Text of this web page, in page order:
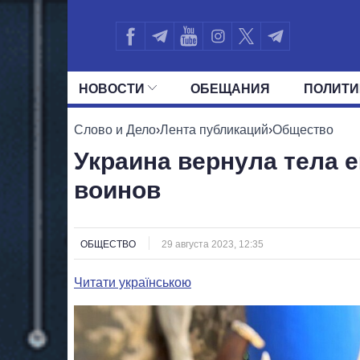
НОВОСТИ ОБЕЩАНИЯ
ВСЕ ПОЛИТИКИ ПРЕЗИДЕНТ И
Слово и Дело›Лента публикаций›Общество
Украина вернула тела
воинов
ОБЩЕСТВО 29 августа 2023, 12:35
Читати українською